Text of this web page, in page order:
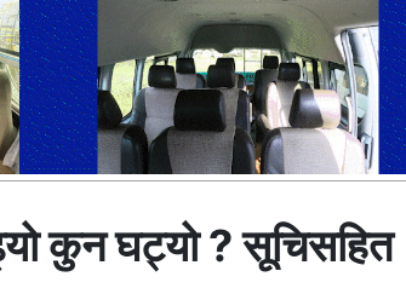
कुन घट्यो ? सूचिसहित